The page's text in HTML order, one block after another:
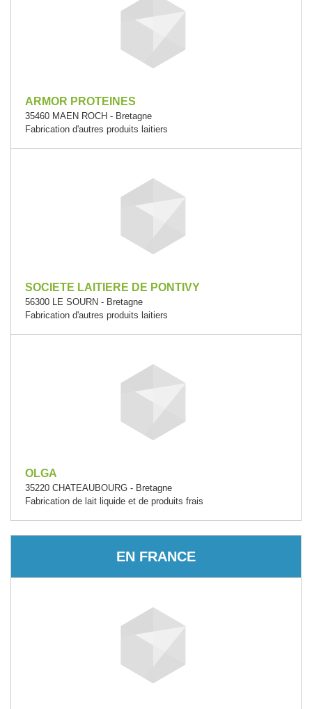
ARMOR PROTEINES
35460 MAEN ROCH - Bretagne
Fabrication d'autres produits laitiers
SOCIETE LAITIERE DE PONTIVY
56300 LE SOURN - Bretagne
Fabrication d'autres produits laitiers
OLGA
35220 CHATEAUBOURG - Bretagne
Fabrication de lait liquide et de produits frais
EN FRANCE